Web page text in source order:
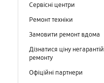
Сервісні центри
Ремонт техніки
Замовити ремонт вдома
Дізнатися ціну
ремонту
Офіційні партнери